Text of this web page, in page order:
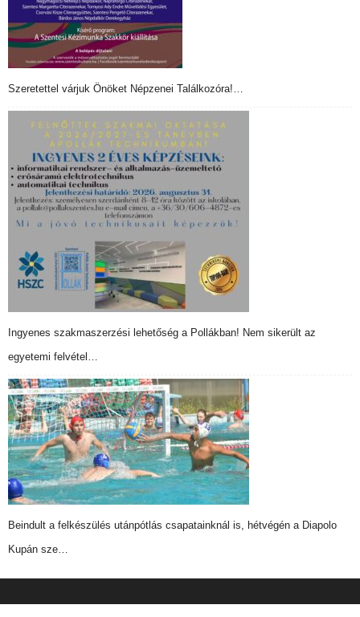
Szeretettel várjuk Önöket Népzenei Találkozóra!…
Ingyenes szakmaszerzési lehetőség a Pollákban! Nem sikerült az
egyetemi felvétel…
Beindult a felkészülés utánpótlás csapatainknál is, hétvégén a Diapolo
Kupán sze…